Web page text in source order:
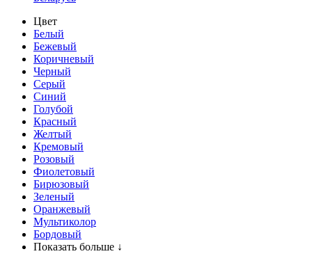
Цвет
Белый
Бежевый
Коричневый
Черный
Серый
Синий
Голубой
Красный
Желтый
Кремовый
Розовый
Фиолетовый
Бирюзовый
Зеленый
Оранжевый
Мультиколор
Бордовый
Показать больше ↓